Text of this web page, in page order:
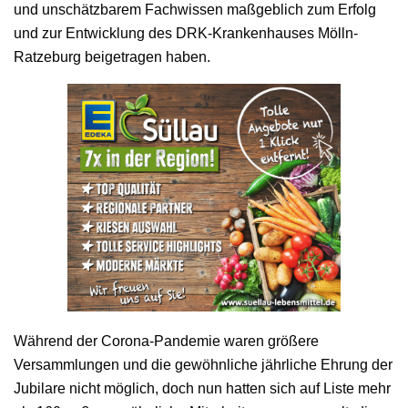
und unschätzbarem Fachwissen maßgeblich zum Erfolg
und zur Entwicklung des DRK-Krankenhauses Mölln-
Ratzeburg beigetragen haben.
Während der Corona-Pandemie waren größere
Versammlungen und die gewöhnliche jährliche Ehrung der
Jubilare nicht möglich, doch nun hatten sich auf Liste mehr